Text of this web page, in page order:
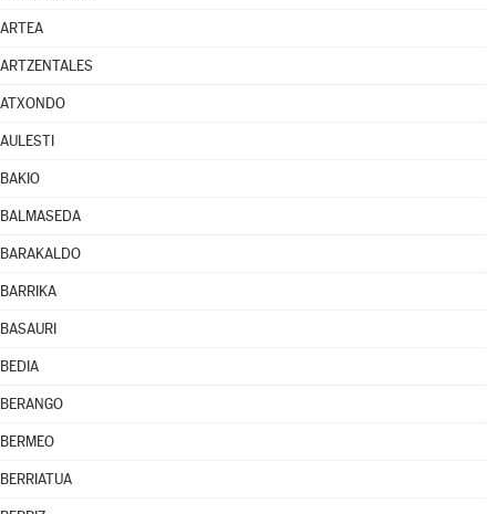
ARTEA
ARTZENTALES
ATXONDO
AULESTI
BAKIO
BALMASEDA
BARAKALDO
BARRIKA
BASAURI
BEDIA
BERANGO
BERMEO
BERRIATUA